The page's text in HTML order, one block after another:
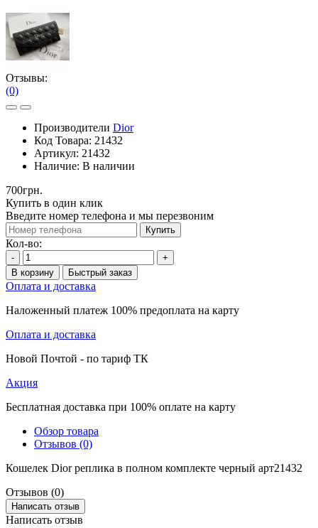
Отзывы:
(0)
Производители Dior
Код Товара: 21432
Артикул: 21432
Наличие: В наличии
700грн.
Купить в один клик
Введите номер телефона и мы перезвоним
Купить
Кол-во:
-
+
В корзину
Быстрый заказ
Оплата и доставка
Наложенный платеж 100% предоплата на карту
Оплата и доставка
Новой Почтой - по тариф ТК
Акция
Бесплатная доставка при 100% оплате на карту
Обзор товара
Отзывов (0)
Кошелек Dior реплика в полном комплекте черный арт21432
Отзывов (0)
Написать отзыв
Написать отзыв